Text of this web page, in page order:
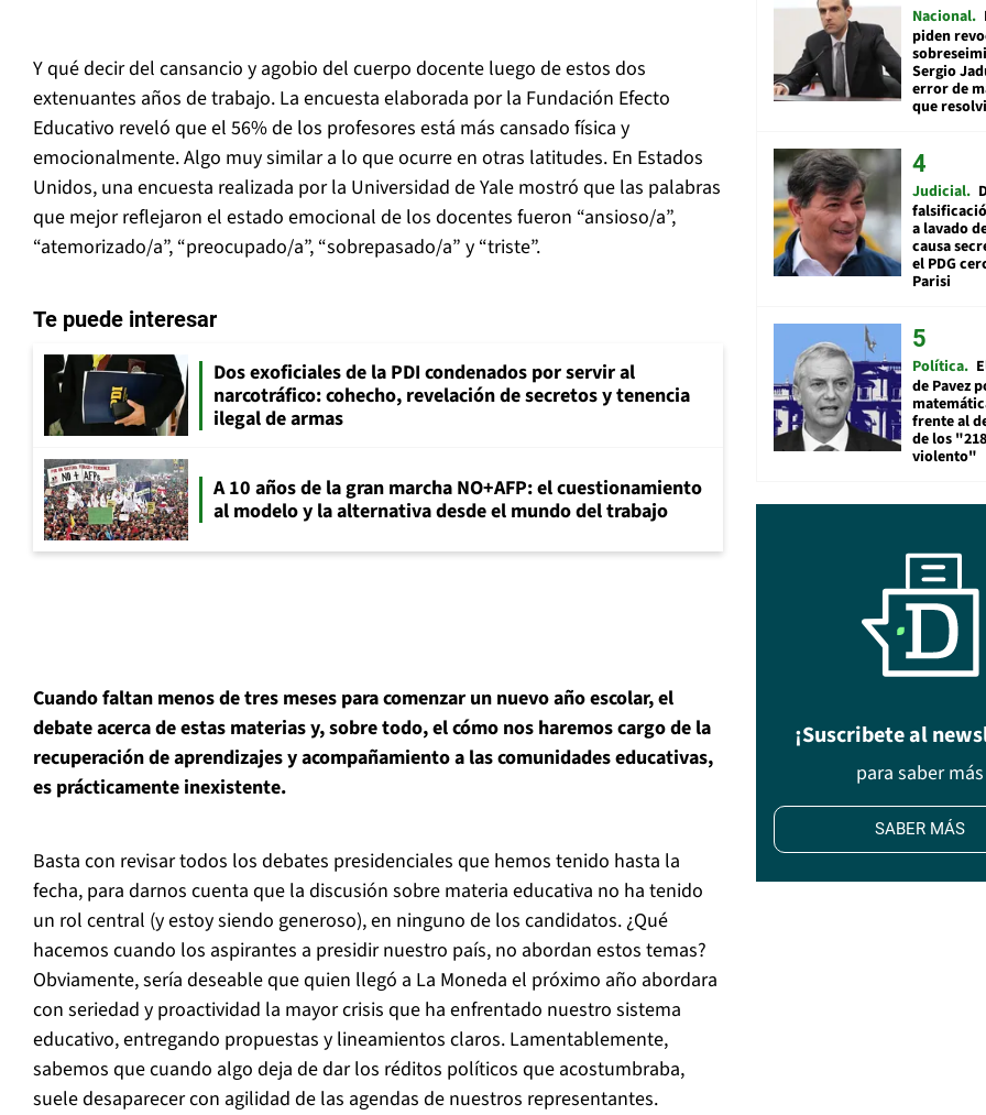
Y qué decir del cansancio y agobio del cuerpo docente luego de estos dos
extenuantes años de trabajo. La encuesta elaborada por la Fundación Efecto
Educativo reveló que el 56% de los profesores está más cansado física y
emocionalmente. Algo muy similar a lo que ocurre en otras latitudes. En Estados
Unidos, una encuesta realizada por la Universidad de Yale mostró que las palabras
que mejor reflejaron el estado emocional de los docentes fueron “ansioso/a”,
“atemorizado/a”, “preocupado/a”, “sobrepasado/a” y “triste”.
Te puede interesar
Dos exoficiales de la PDI condenados por servir al
narcotráfico: cohecho, revelación de secretos y tenencia
ilegal de armas
A 10 años de la gran marcha NO+AFP: el cuestionamiento
al modelo y la alternativa desde el mundo del trabajo
Cuando faltan menos de tres meses para comenzar un nuevo año escolar, el
debate acerca de estas materias y, sobre todo, el cómo nos haremos cargo de la
recuperación de aprendizajes y acompañamiento a las comunidades educativas,
es prácticamente inexistente.
Basta con revisar todos los debates presidenciales que hemos tenido hasta la
fecha, para darnos cuenta que la discusión sobre materia educativa no ha tenido
un rol central (y estoy siendo generoso), en ninguno de los candidatos. ¿Qué
hacemos cuando los aspirantes a presidir nuestro país, no abordan estos temas?
Obviamente, sería deseable que quien llegó a La Moneda el próximo año abordara
con seriedad y proactividad la mayor crisis que ha enfrentado nuestro sistema
educativo, entregando propuestas y lineamientos claros. Lamentablemente,
sabemos que cuando algo deja de dar los réditos políticos que acostumbraba,
suele desaparecer con agilidad de las agendas de nuestros representantes.
Nacional
piden
Sergio
error de
que
Judicial
a lavado
causa
el PDG
Parisi
Política
de Pavez
frente al
de los
violento"
¡Suscribete al
para saber más
SABER MÁS